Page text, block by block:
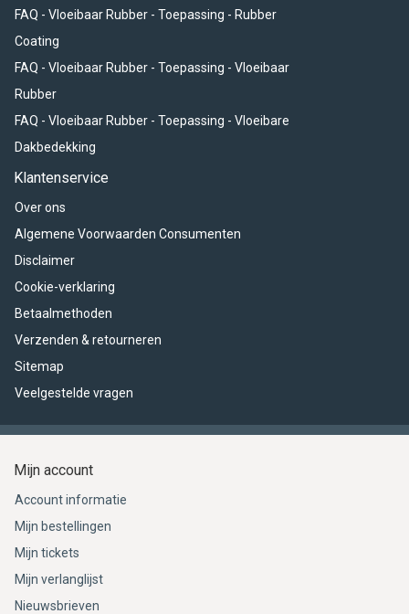
FAQ - Vloeibaar Rubber - Toepassing - Rubber
Coating
FAQ - Vloeibaar Rubber - Toepassing - Vloeibaar
Rubber
FAQ - Vloeibaar Rubber - Toepassing - Vloeibare
Dakbedekking
Klantenservice
Over ons
Algemene Voorwaarden Consumenten
Disclaimer
Cookie-verklaring
Betaalmethoden
Verzenden & retourneren
Sitemap
Veelgestelde vragen
Mijn account
Account informatie
Mijn bestellingen
Mijn tickets
Mijn verlanglijst
Nieuwsbrieven